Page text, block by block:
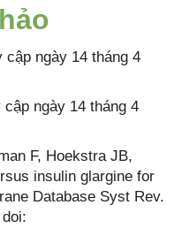
cập ngày 14 tháng 4
cập ngày 14 tháng 4
F, Hoekstra JB,
insulin glargine for
Database Syst Rev.